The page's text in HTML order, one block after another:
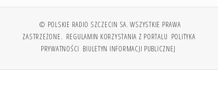
© POLSKIE RADIO SZCZECIN SA. WSZYSTKIE PRAWA
ZASTRZEŻONE. REGULAMIN KORZYSTANIA Z PORTALU POLITYKA
PRYWATNOŚCI BIULETYN INFORMACJI PUBLICZNEJ